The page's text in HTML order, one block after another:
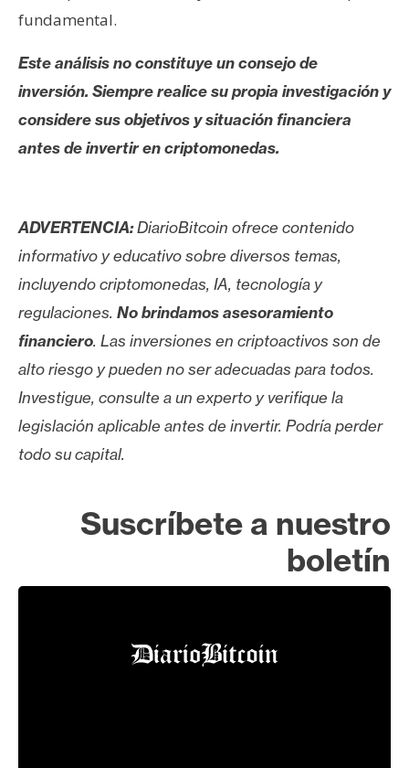
fundamental.
Este análisis no constituye un consejo de
inversión. Siempre realice su propia investigación y
considere sus objetivos y situación financiera
antes de invertir en criptomonedas.
ADVERTENCIA:DiarioBitcoin ofrece contenido
informativo y educativo sobre diversos temas,
incluyendo criptomonedas, IA, tecnología y
regulaciones. No brindamos asesoramiento
financiero. Las inversiones en criptoactivos son de
alto riesgo y pueden no ser adecuadas para todos.
Investigue, consulte a un experto y verifique la
legislación aplicable antes de invertir. Podría perder
todo su capital.
Suscríbete a nuestro
boletín